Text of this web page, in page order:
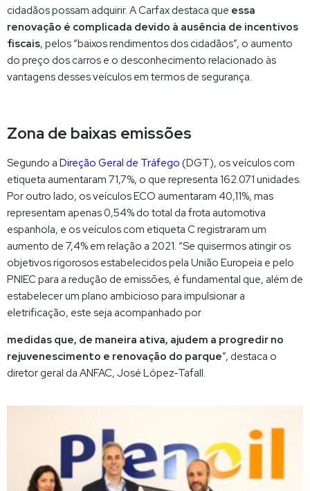
cidadãos possam adquirir. A Carfax destaca que essa
renovação é complicada devido à ausência de incentivos
fiscais, pelos “baixos rendimentos dos cidadãos”, o aumento
do preço dos carros e o desconhecimento relacionado às
vantagens desses veículos em termos de segurança.
Zona de baixas emissões
Segundo a Direção Geral de Tráfego (DGT), os veículos com
etiqueta aumentaram 71,7%, o que representa 162.071 unidades.
Por outro lado, os veículos ECO aumentaram 40,11%, mas
representam apenas 0,54% do total da frota automotiva
espanhola, e os veículos com etiqueta C registraram um
aumento de 7,4% em relação a 2021. “Se quisermos atingir os
objetivos rigorosos estabelecidos pela União Europeia e pelo
PNIEC para a redução de emissões, é fundamental que, além de
estabelecer um plano ambicioso para impulsionar a
eletrificação, este seja acompanhado por
medidas que, de maneira ativa, ajudem a progredir no
rejuvenescimento e renovação do parque”, destaca o
diretor geral da ANFAC, José López-Tafall.